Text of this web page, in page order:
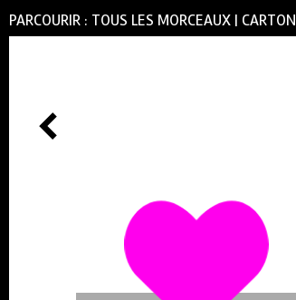
PARCOURIR : TOUS LES MORCEAUX | CARTON